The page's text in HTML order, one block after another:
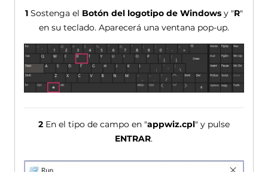
1Sostenga el Botón del logotipo de Windowsy "R"
en su teclado. Aparecerá una ventana pop-up.
2En el tipo de campo en "appwiz.cpl" y pulse
ENTRAR.